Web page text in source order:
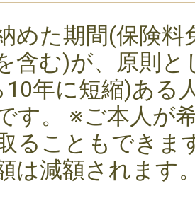
めた期間(保険料
含む)が、原則
年に短縮)ある
す。 ※ご本人が
ることもできま
は減額されます